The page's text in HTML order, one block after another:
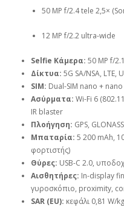
50 MP f/2.4 tele 2,5×
12 MP f/2.2 ultra-wide
Selfie Κάμερα: 50 MP f/
Δίκτυα: 5G SA/NSA, LTE,
SIM: Dual-SIM nano +
Ασύρματα: Wi-Fi 6
IR blaster
Πλοήγηση: GPS,
Μπαταρία: 5 200 mAh,
φορτιστής)
Θύρες: USB-C 2.0,
Αισθητήρες: In-display
γυροσκόπιο, proximity,
SAR (EU): κεφάλι 0,81 W/